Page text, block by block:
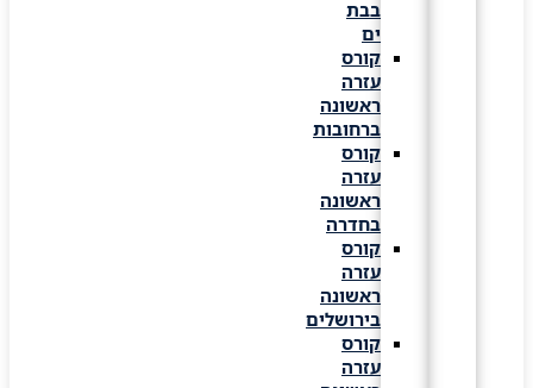
קורס
עזרה
ראשונה
ברחובות
קורס
עזרה
ראשונה
בחדרה
קורס
עזרה
ראשונה
בירושלים
קורס
עזרה